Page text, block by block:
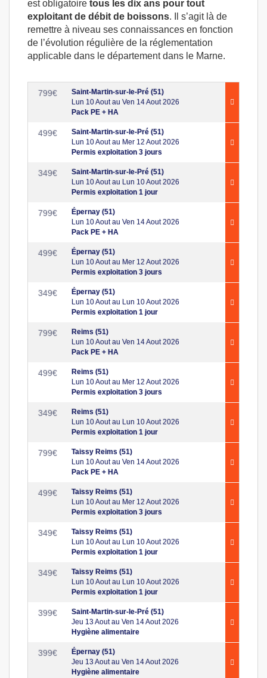
est obligatoire tous les dix ans pour tout
exploitant de débit de boissons. Il s’agit là de
remettre à niveau ses connaissances en fonction
de l’évolution régulière de la réglementation
applicable dans le département dans le Marne.
799€
Saint-Martin-sur-le-Pré (51)
Lun 10 Aout au Ven 14 Aout 2026
Pack PE + HA
499€
Saint-Martin-sur-le-Pré (51)
Lun 10 Aout au Mer 12 Aout 2026
Permis exploitation 3 jours
349€
Saint-Martin-sur-le-Pré (51)
Lun 10 Aout au Lun 10 Aout 2026
Permis exploitation 1 jour
799€
Épernay (51)
Lun 10 Aout au Ven 14 Aout 2026
Pack PE + HA
499€
Épernay (51)
Lun 10 Aout au Mer 12 Aout 2026
Permis exploitation 3 jours
349€
Épernay (51)
Lun 10 Aout au Lun 10 Aout 2026
Permis exploitation 1 jour
799€
Reims (51)
Lun 10 Aout au Ven 14 Aout 2026
Pack PE + HA
499€
Reims (51)
Lun 10 Aout au Mer 12 Aout 2026
Permis exploitation 3 jours
349€
Reims (51)
Lun 10 Aout au Lun 10 Aout 2026
Permis exploitation 1 jour
799€
Taissy Reims (51)
Lun 10 Aout au Ven 14 Aout 2026
Pack PE + HA
499€
Taissy Reims (51)
Lun 10 Aout au Mer 12 Aout 2026
Permis exploitation 3 jours
349€
Taissy Reims (51)
Lun 10 Aout au Lun 10 Aout 2026
Permis exploitation 1 jour
349€
Taissy Reims (51)
Lun 10 Aout au Lun 10 Aout 2026
Permis exploitation 1 jour
399€
Saint-Martin-sur-le-Pré (51)
Jeu 13 Aout au Ven 14 Aout 2026
Hygiène alimentaire
399€
Épernay (51)
Jeu 13 Aout au Ven 14 Aout 2026
Hygiène alimentaire